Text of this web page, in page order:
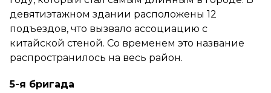
девятиэтажном здании расположены 12
подъездов, что вызвало ассоциацию с
китайской стеной. Со временем это название
распространилось на весь район.
5-я бригада